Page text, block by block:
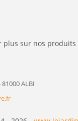
plus sur nos
ALBI